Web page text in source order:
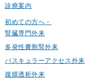
診療案内
初めての方へ・
腎臓専門外来
多発性嚢胞腎外来
バスキュラーアクセス外来
腹膜透析外来